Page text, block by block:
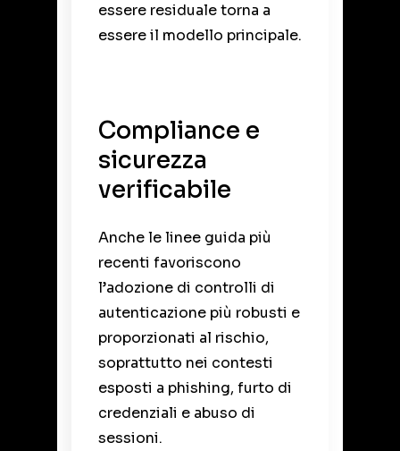
essere residuale torna a
essere il modello principale.
Compliance e
sicurezza
verificabile
Anche le linee guida più
recenti favoriscono
l’adozione di controlli di
autenticazione più robusti e
proporzionati al rischio,
soprattutto nei contesti
esposti a phishing, furto di
credenziali e abuso di
sessioni.